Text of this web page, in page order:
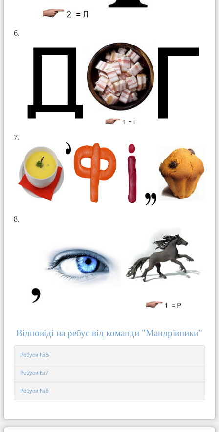
6.
7.
8.
Відповіді на ребус від команди "Мандрівники"
Ребуси №8
Ребуси №7
Ребуси №6